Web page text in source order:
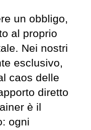
un obbligo,
al proprio
Nei nostri
esclusivo,
caos delle
diretto
è il
ogni